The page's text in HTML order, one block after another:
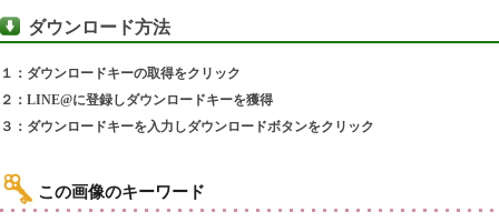
ダウンロード方法
１：ダウンロードキーの取得をクリック
２：LINE@に登録しダウンロードキーを獲得
３：ダウンロードキーを入力しダウンロードボタンをクリック
この画像のキーワード